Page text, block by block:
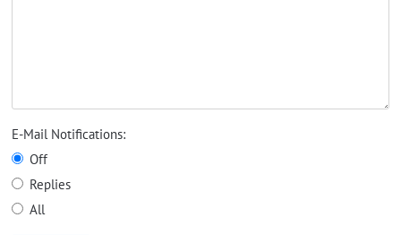
E-Mail Notifications:
Off
Replies
All